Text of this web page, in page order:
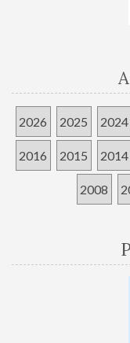
2026 2025 2024
2016 2015 2014
2008